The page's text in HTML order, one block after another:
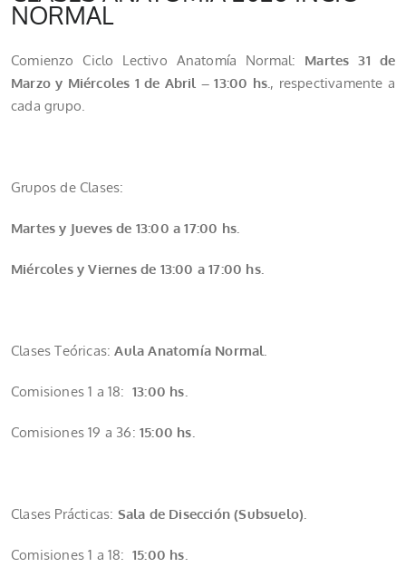
NORMAL
Comienzo Ciclo Lectivo Anatomía Normal: Martes 31 de
Marzo y Miércoles 1 de Abril – 13:00 hs. , respectivamente a
cada grupo.
Grupos de Clases:
Martes y Jueves de 13:00 a 17:00 hs.
Miércoles y Viernes de 13:00 a 17:00 hs.
Clases Teóricas:Aula Anatomía Normal.
Comisiones 1 a 18: 13:00 hs.
Comisiones 19 a 36: 15:00 hs.
Clases Prácticas: Sala de Disección (Subsuelo).
Comisiones 1 a 18: 15:00 hs.